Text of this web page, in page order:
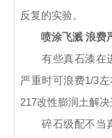
反复的实验。
喷涂飞溅 浪费
有些真石漆在进
严重时可浪费1/3
217改性膨润土解决
碎石级配不当真